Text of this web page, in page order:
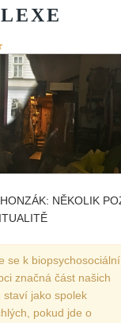
5/5
NĚKOLIK
se k biopsychosociální
značná část našich
staví jako spolek
pokud jde o